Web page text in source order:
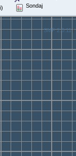
Sondaj
SMF 2.0.11|